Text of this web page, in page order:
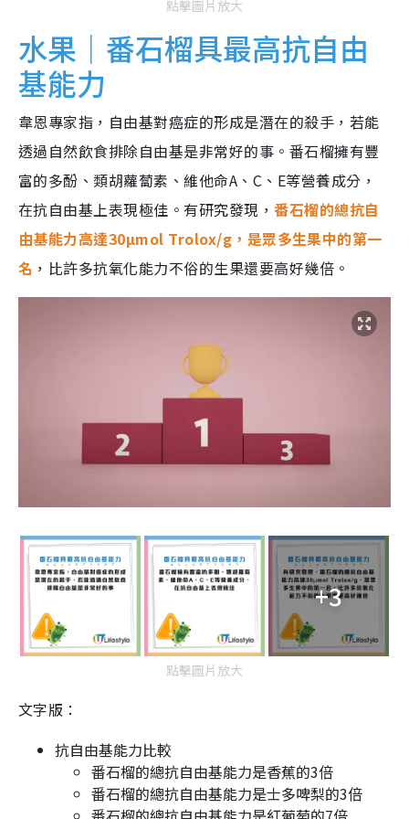
點擊圖片放大
水果｜番石榴具最高抗自由
基能力
韋恩專家指，自由基對癌症的形成是潛在的殺手，若能
透過自然飲食排除自由基是非常好的事。番石榴擁有豐
富的多酚、類胡蘿蔔素、維他命A、C、E等營養成分，
在抗自由基上表現極佳。有研究發現，番石榴的總抗自
由基能力高達30µmol Trolox/g，是眾多生果中的第一
名 ，比許多抗氧化能力不俗的生果還要高好幾倍。
+3
點擊圖片放大
文字版：
抗自由基能力比較
番石榴的總抗自由基能力是香蕉的3倍
番石榴的總抗自由基能力是士多啤梨的3倍